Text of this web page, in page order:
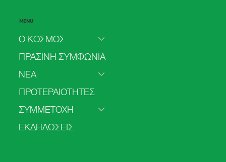
MENU
Ο ΚΟΣΜΟΣ
ΠΡΑΣΙΝΗ ΣΥΜΦΩΝΙΑ
ΝΕΑ
ΠΡΟΤΕΡΑΙΟΤΗΤΕΣ
ΣΥΜΜΕΤΟΧΗ
ΕΚΔΗΛΩΣΕΙΣ